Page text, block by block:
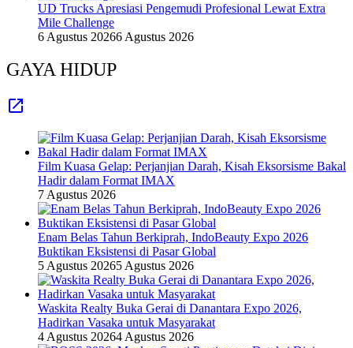
UD Trucks Apresiasi Pengemudi Profesional Lewat Extra
Mile Challenge
6 Agustus 20266 Agustus 2026
GAYA HIDUP
Film Kuasa Gelap: Perjanjian Darah, Kisah Eksorsisme Bakal
Hadir dalam Format IMAX
7 Agustus 2026
Enam Belas Tahun Berkiprah, IndoBeauty Expo 2026
Buktikan Eksistensi di Pasar Global
5 Agustus 20265 Agustus 2026
Waskita Realty Buka Gerai di Danantara Expo 2026,
Hadirkan Vasaka untuk Masyarakat
4 Agustus 20264 Agustus 2026